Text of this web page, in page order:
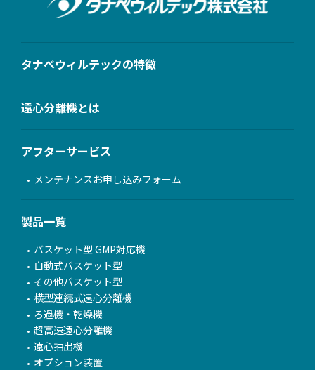
タナベウィルテックの特徴
遠心分離機とは
アフターサービス
メンテナンスお申し込みフォーム
製品一覧
バスケット型 GMP対応機
自動式バスケット型
その他バスケット型
横型連続式遠心分離機
ろ過機・乾燥機
超高速遠心分離機
遠心抽出機
オプション装置